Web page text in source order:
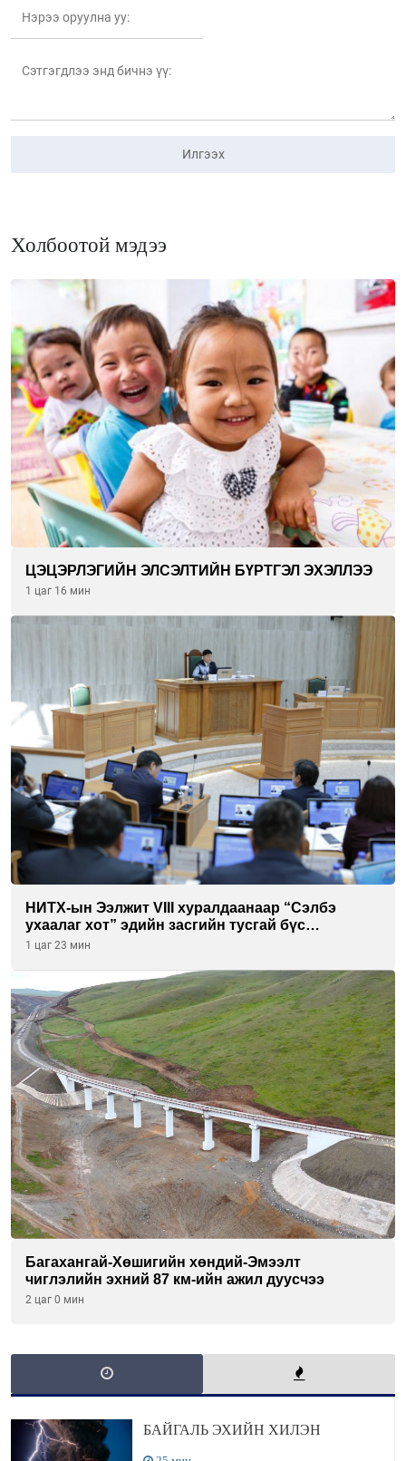
Илгээх
Холбоотой мэдээ
ЦЭЦЭРЛЭГИЙН ЭЛСЭЛТИЙН БҮРТГЭЛ ЭХЭЛЛЭЭ
1 цаг 16 мин
НИТХ-ын Ээлжит VIII хуралдаанаар “Сэлбэ
ухаалаг хот” эдийн засгийн тусгай бүс
байгуулахыг дэмжих тухай асуудлыг хэлэлцэж
1 цаг 23 мин
Багахангай-Хөшигийн хөндий-Эмээлт
чиглэлийн эхний 87 км-ийн ажил дуусчээ
2 цаг 0 мин
БАЙГАЛЬ ЭХИЙН ХИЛЭН